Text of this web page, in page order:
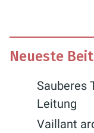
Neueste
Sauberes
Leitung
Vaillant